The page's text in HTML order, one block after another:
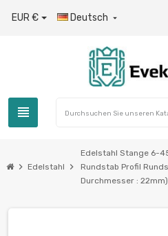
EUR € Deutsch 
view_headline
chevron_right Edelstahl chevron_right
Edelstahl Stange 6-
Rundstab Profil
Durchmesser : 22mm)